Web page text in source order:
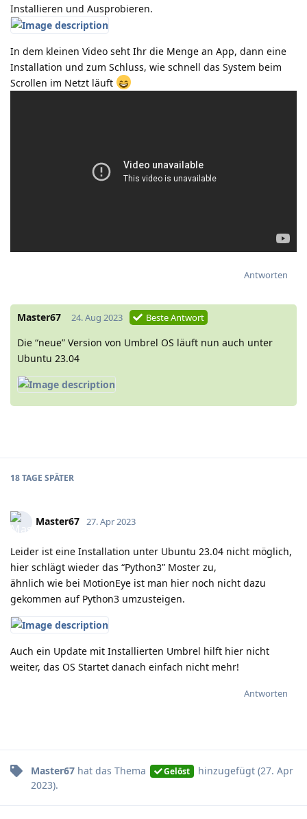
Installieren und Ausprobieren.
In dem kleinen Video seht Ihr die Menge an App, dann eine
Installation und zum Schluss, wie schnell das System beim
Scrollen im Netzt läuft
Antworten
Master67 24. Aug 2023 Beste Antwort
Die “neue” Version von Umbrel OS läuft nun auch unter
Ubuntu 23.04
18 TAGE SPÄTER
Master67 27. Apr 2023
Leider ist eine Installation unter Ubuntu 23.04 nicht möglich,
hier schlägt wieder das “Python3” Moster zu,
ähnlich wie bei MotionEye ist man hier noch nicht dazu
gekommen auf Python3 umzusteigen.
Auch ein Update mit Installierten Umbrel hilft hier nicht
weiter, das OS Startet danach einfach nicht mehr!
Antworten
Master67 hat das Thema Gelöst hinzugefügt (27. Apr
2023).